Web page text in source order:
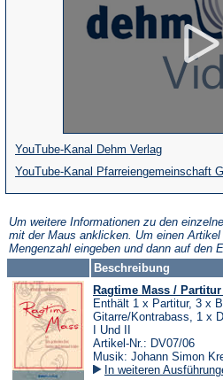
YouTube-Kanal Dehm Verlag(Öffnet
in
einem
neuen
Tab)
YouTube-Kanal Pfarreiengemeinschaft
Um weitere Informationen zu den
mit der Maus anklicken. Um einen
Mengenzahl eingeben und dann auf den
Beschreibung
Ragtime Mass /
Enthält 1 x Partitur, 3 x
Gitarre/Kontrabass, 1 x
I Und II
Artikel-Nr.: DV07/06
Musik: Johann Simon
In weiteren